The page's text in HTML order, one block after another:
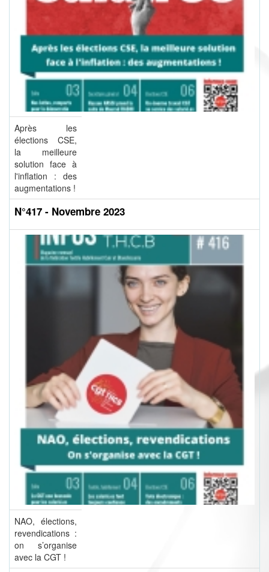
Après les
élections CSE,
la meilleure
solution face à
l'inflation : des
augmentations !
N°417 - Novembre 2023
NAO, élections,
revendications :
on s’organise
avec la CGT !